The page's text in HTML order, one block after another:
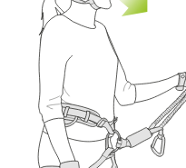
avec un
la manipulation,
de la reproduire
Nous donnons
liées à votre
que nous ne